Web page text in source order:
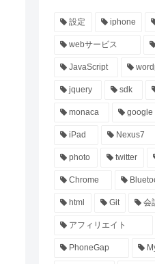
設定 iphone
webサービス
JavaScript
jquery sdk
monaca google
iPad Nexus7
photo twitter
Chrome
html Git 会
アフィリエイト
PhoneGap